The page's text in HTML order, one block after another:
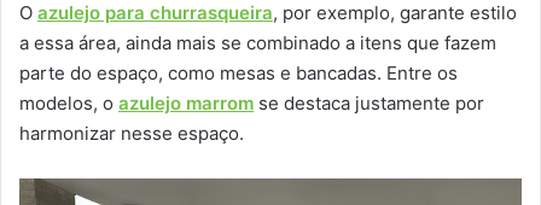
O azulejo para churrasqueira, por exemplo, garante estilo
a essa área, ainda mais se combinado a itens que fazem
parte do espaço, como mesas e bancadas. Entre os
modelos, o azulejo marrom se destaca justamente por
harmonizar nesse espaço.